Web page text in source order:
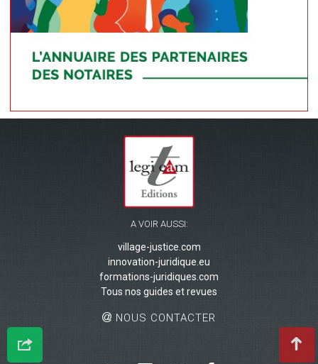
A VOIR AUSSI:
village-justice.com
innovation-juridique.eu
formations-juridiques.com
Tous nos guides et revues
NOUS CONTACTER